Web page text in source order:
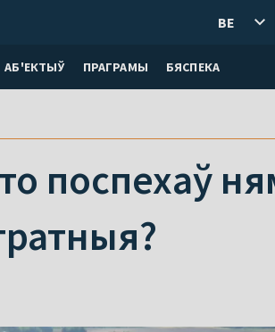
АБ'ЕКТЫЎ ПРАГРАМЫ БЯСПЕКА
BE
поспехаў